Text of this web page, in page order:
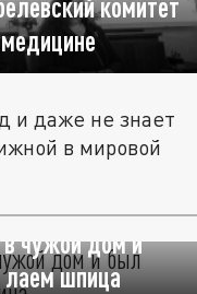
комитет
и даже не знает
в мировой
чужой дом и
лаем шпица